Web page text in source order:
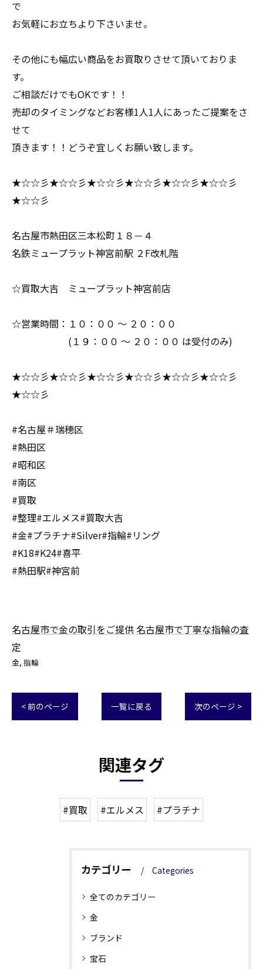
で
お気軽にお立ちより下さいませ。
その他にも幅広い商品をお買取りさせて頂いておりま
す。
ご相談だけでもOKです！！
売却のタイミングなどお客様1人1人にあったご提案をさ
せて
頂きます！！どうぞ宜しくお願い致します。
★☆☆彡★☆☆彡★☆☆彡★☆☆彡★☆☆彡★☆☆彡
★☆☆彡
名古屋市熱田区三本松町１８－４
名鉄ミュープラット神宮前駅 ２F改札階
☆買取大吉 ミュープラット神宮前店
☆営業時間：１０：００ ～ ２０：００
(１９：００ ～ ２０：００ は受付のみ)
★☆☆彡★☆☆彡★☆☆彡★☆☆彡★☆☆彡★☆☆彡
★☆☆彡
#名古屋＃瑞穂区
#熱田区
#昭和区
#南区
#買取
#整理#エルメス#買取大吉
#金#プラチナ#Silver#指輪#リング
#K18#K24#喜平
#熱田駅#神宮前
名古屋市で金の取引をご提供 名古屋市で丁寧な指輪の査
定
金 指輪
< 前のページ 一覧に戻る 次のページ >
関連タグ
#買取 #エルメス #プラチナ
カテゴリー Categories
全てのカテゴリー
金
ブランド
宝石